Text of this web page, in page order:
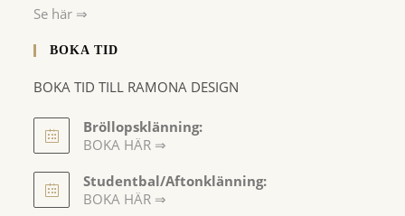
Se här ⇒
BOKA TID
BOKA TID TILL RAMONA DESIGN
Bröllopsklänning:
BOKA HÄR ⇒
in
a
Studentbal/Aftonklänning:
BOKA HÄR ⇒